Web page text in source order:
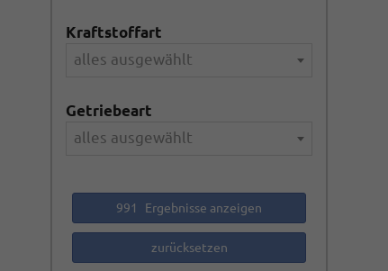
Kraftstoffart
alles ausgewählt
Getriebeart
alles ausgewählt
991 Ergebnisse anzeigen
zurücksetzen